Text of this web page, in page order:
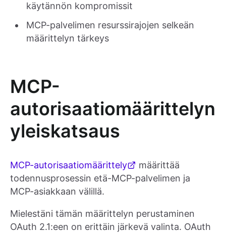
käytännön kompromissit
MCP-palvelimen resurssirajojen selkeän
määrittelyn tärkeys
MCP-
autorisaatiomäärittelyn
yleiskatsaus
MCP-autorisaatiomäärittely
määrittää
todennusprosessin etä-MCP-palvelimen ja
MCP-asiakkaan välillä.
Mielestäni tämän määrittelyn perustaminen
OAuth 2.1:een on erittäin järkevä valinta. OAuth